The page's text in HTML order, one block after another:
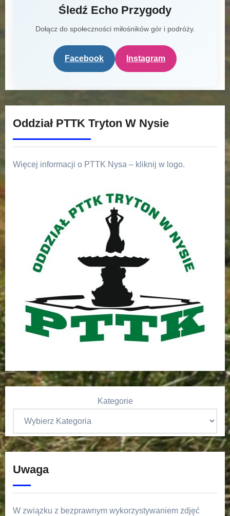
Śledź Echo Przygody
Dołącz do społeczności miłośników gór i podróży.
Facebook Instagram
Oddział PTTK Tryton W Nysie
Więcej informacji o PTTK Nysa – kliknij w logo.
Kategorie
Uwaga
W związku z bezprawnym wykorzystywaniem zdjęć